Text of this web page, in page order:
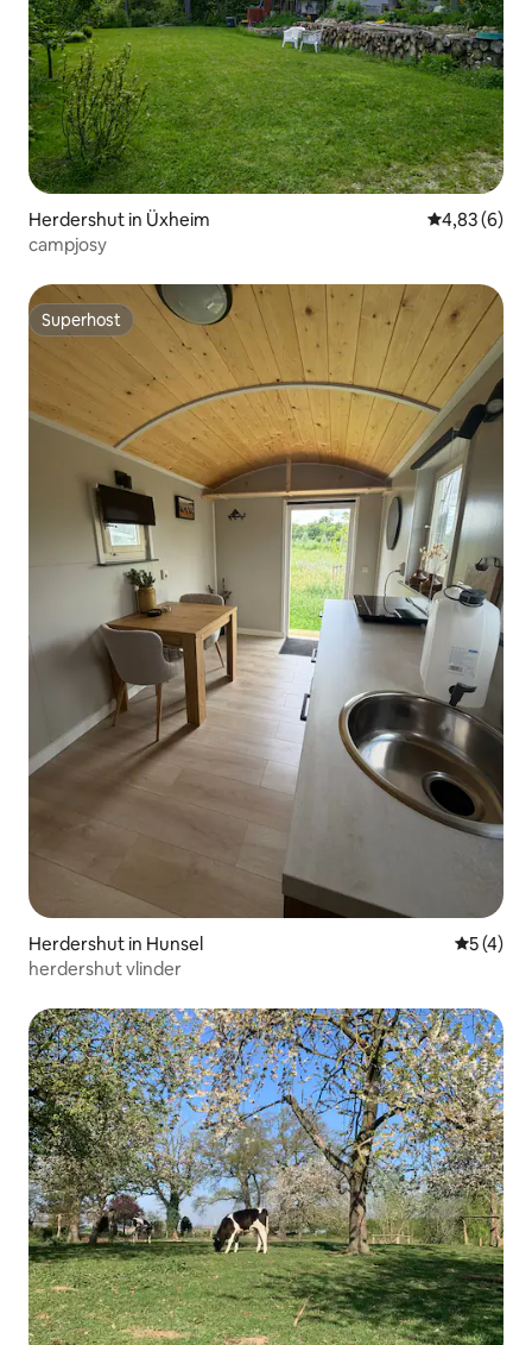
Herdershut in Üxheim Gemiddelde
4,83 (6)
campjosy
Superhost
Superhost
Herdershut in Hunsel
5 (4)
herdershut vlinder